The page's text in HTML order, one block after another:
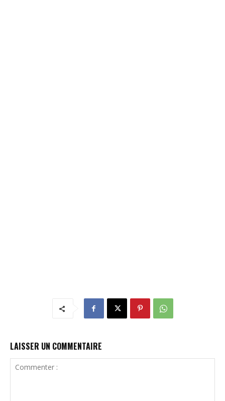
LAISSER UN COMMENTAIRE